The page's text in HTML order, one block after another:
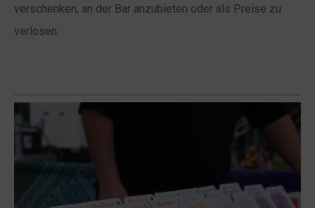
verschenken, an der Bar anzubieten oder als Preise zu
verlosen.